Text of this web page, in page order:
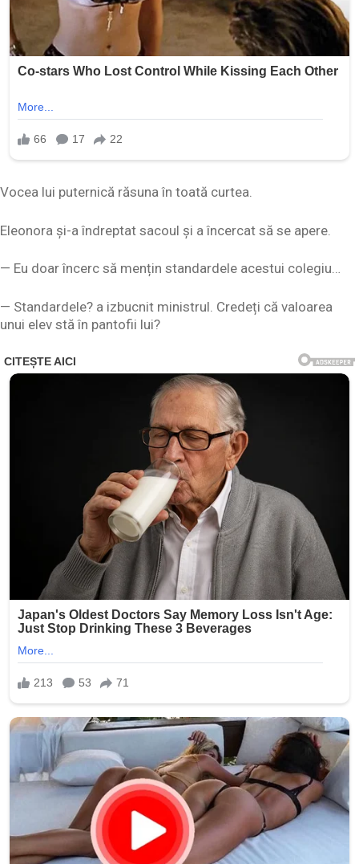
Vocea lui puternică răsuna în toată curtea.
Eleonora și-a îndreptat sacoul și a încercat să se apere.
— Eu doar încerc să mențin standardele acestui colegiu…
— Standardele? a izbucnit ministrul. Credeți că valoarea
unui elev stă în pantofii lui?